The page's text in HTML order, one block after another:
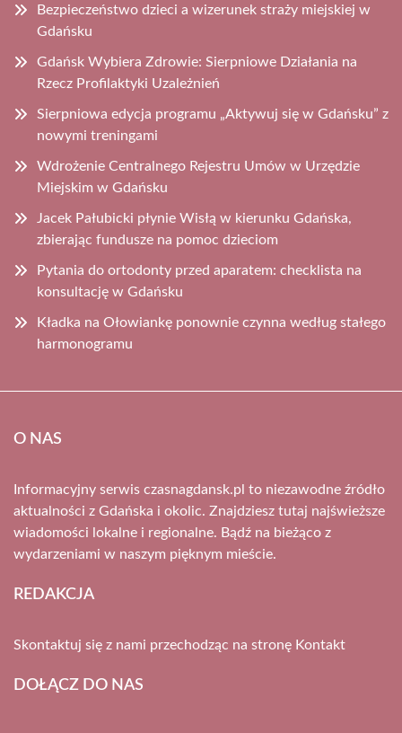
Bezpieczeństwo dzieci a wizerunek straży miejskiej w
Gdańsku
Gdańsk Wybiera Zdrowie: Sierpniowe Działania na
Rzecz Profilaktyki Uzależnień
Sierpniowa edycja programu „Aktywuj się w Gdańsku” z
nowymi treningami
Wdrożenie Centralnego Rejestru Umów w Urzędzie
Miejskim w Gdańsku
Jacek Pałubicki płynie Wisłą w kierunku Gdańska,
zbierając fundusze na pomoc dzieciom
Pytania do ortodonty przed aparatem: checklista na
konsultację w Gdańsku
Kładka na Ołowiankę ponownie czynna według stałego
harmonogramu
O NAS
Informacyjny serwis czasnagdansk.pl to niezawodne źródło
aktualności z Gdańska i okolic. Znajdziesz tutaj najświeższe
wiadomości lokalne i regionalne. Bądź na bieżąco z
wydarzeniami w naszym pięknym mieście.
REDAKCJA
Skontaktuj się z nami przechodząc na stronę Kontakt
DOŁĄCZ DO NAS